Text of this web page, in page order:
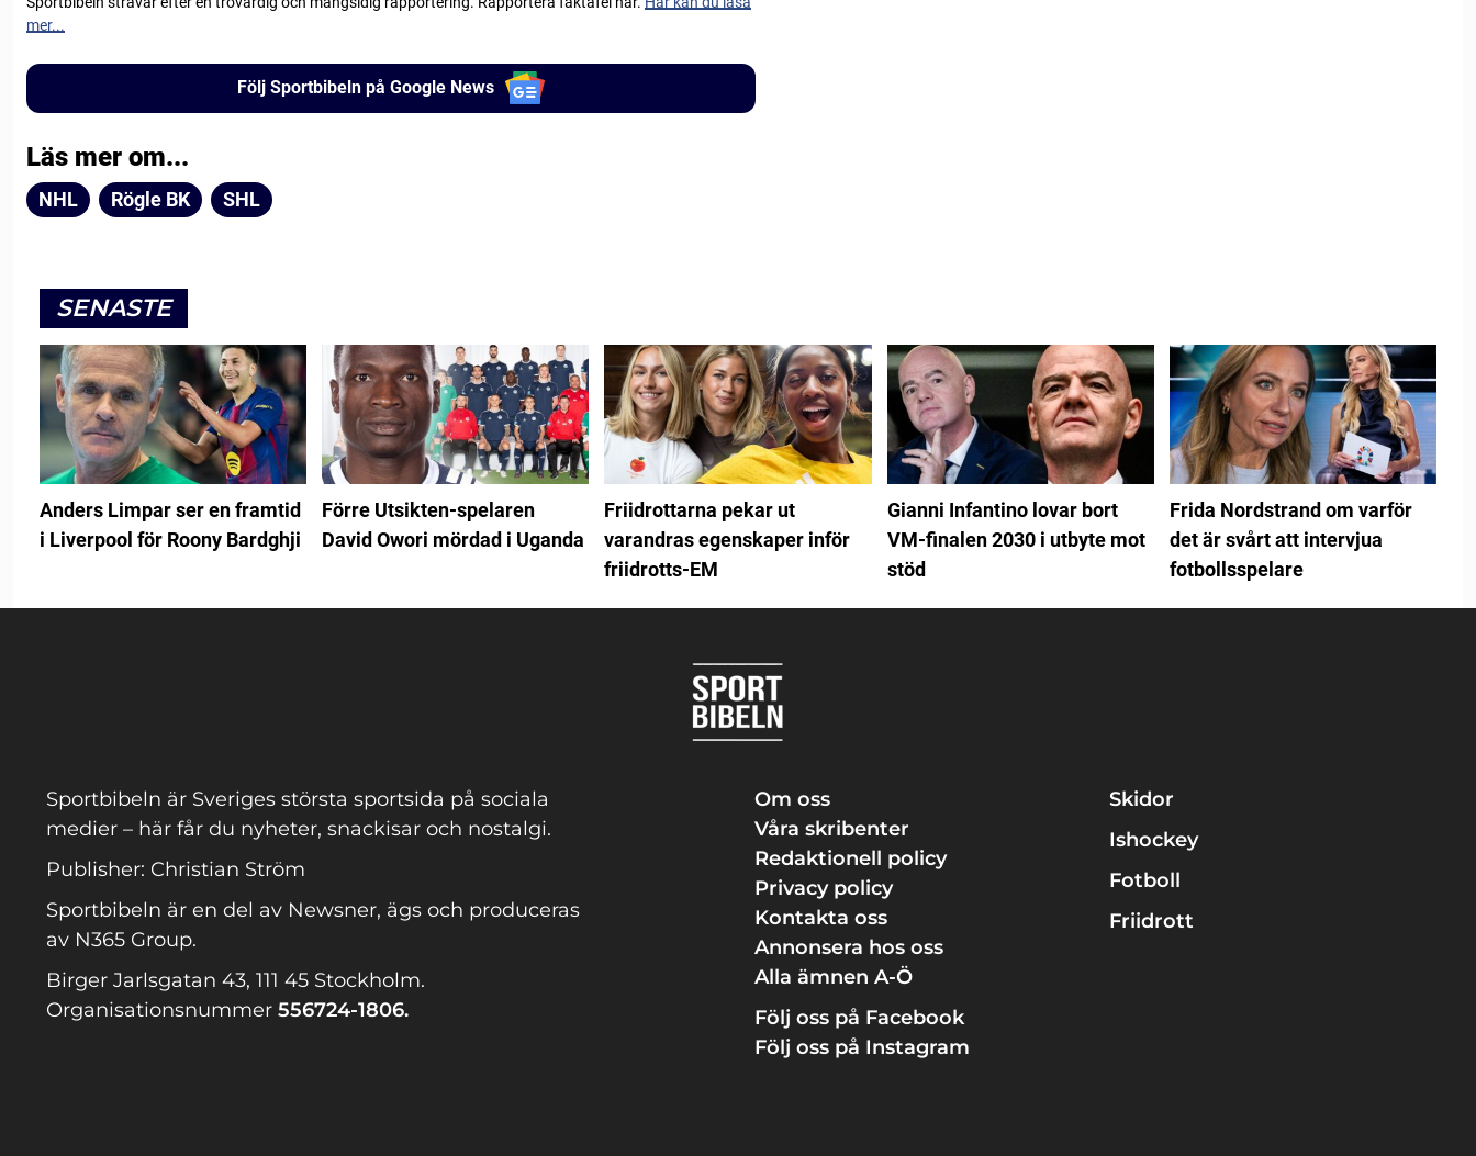
mer...
Följ Sportbibeln på Google News
Läs mer om...
NHL Rögle BK SHL
SENASTE
Anders Limpar ser en framtid
i Liverpool för Roony Bardghji
Förre Utsikten-spelaren
David Owori mördad i Uganda
Friidrottarna pekar ut
varandras egenskaper inför
friidrotts-EM
Gianni Infantino lovar bort
VM-finalen 2030 i utbyte mot
stöd
Frida Nordstrand om varför
det är svårt att intervjua
fotbollsspelare
Sportbibeln är Sveriges största sportsida på sociala
medier – här får du nyheter, snackisar och nostalgi.
Publisher: Christian Ström
Sportbibeln är en del av Newsner, ägs och produceras
av N365 Group.
Birger Jarlsgatan 43, 111 45 Stockholm.
Organisationsnummer 556724-1806.
Om oss
Våra skribenter
Redaktionell policy
Privacy policy
Kontakta oss
Annonsera hos oss
Alla ämnen A-Ö
Följ oss på Facebook
Följ oss på Instagram
Skidor
Ishockey
Fotboll
Friidrott